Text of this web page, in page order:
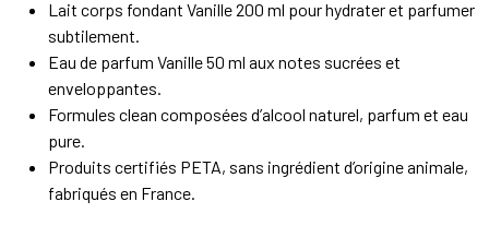
Lait corps fondant Vanille 200 ml pour hydrater et parfumer
subtilement.
Eau de parfum Vanille 50 ml aux notes sucrées et
enveloppantes.
Formules clean composées d’alcool naturel, parfum et eau
pure.
Produits certifiés PETA, sans ingrédient d’origine animale,
fabriqués en France.